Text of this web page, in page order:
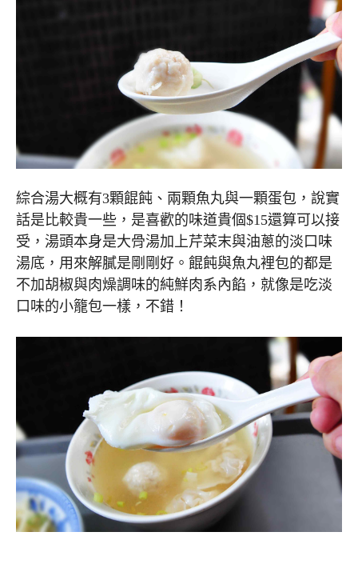
綜合湯大概有3顆餛飩、兩顆魚丸與一顆蛋包，說實
話是比較貴一些，是喜歡的味道貴個$15還算可以接
受，湯頭本身是大骨湯加上芹菜末與油蔥的淡口味
湯底，用來解膩是剛剛好。餛飩與魚丸裡包的都是
不加胡椒與肉燥調味的純鮮肉系內餡，就像是吃淡
口味的小籠包一樣，不錯！